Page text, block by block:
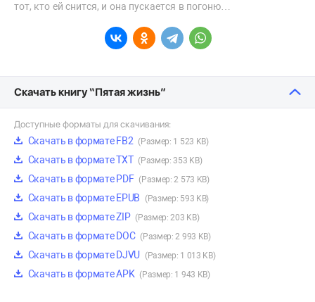
тот, кто ей снится, и она пускается в погоню…
Скачать книгу “Пятая жизнь”
Доступные форматы для скачивания:
Скачать в формате FB2 (Размер: 1 523 KB)
Скачать в формате TXT (Размер: 353 KB)
Скачать в формате PDF (Размер: 2 573 KB)
Скачать в формате EPUB (Размер: 593 KB)
Скачать в формате ZIP (Размер: 203 KB)
Скачать в формате DOC (Размер: 2 993 KB)
Скачать в формате DJVU (Размер: 1 013 KB)
Скачать в формате APK (Размер: 1 943 KB)